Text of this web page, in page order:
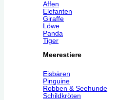
Affen
Elefanten
Giraffe
Löwe
Panda
Tiger
Meerestiere
Eisbären
Pinguine
Robben & Seehunde
Schildkröten